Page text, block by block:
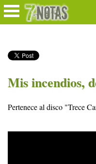
Mis incendios,
Pertenece al disco "Trece